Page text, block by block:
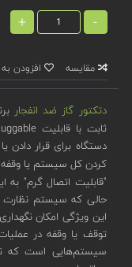
-
+
مقایسه افزودن
دتکتور گاز ضد انفجار
دستگاه برای قرار
کردن کل سیستم یا وقفه
"قابلیت اتصال گرم"
حالی که سیستم نظارت
این ویژگی امکان
توقف یا وقفه در
سیستم‌هایی است که